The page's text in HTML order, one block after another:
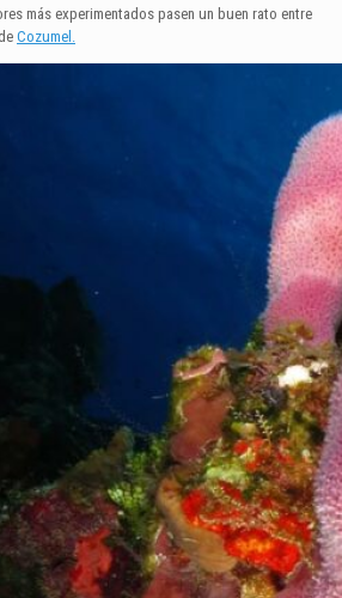
más experimentados pasen un buen rato entre
Cozumel.